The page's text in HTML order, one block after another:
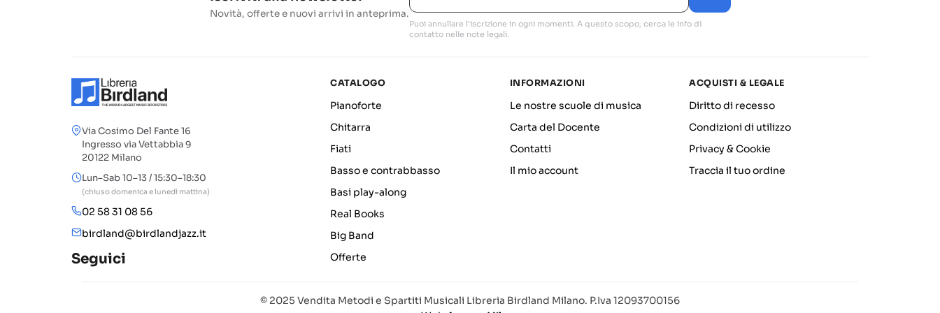
Novità, offerte e nuovi arrivi in anteprima.
Puoi annullare l'iscrizione in ogni momenti. A questo scopo, cerca le info di
contatto nelle note legali.
Via Cosimo Del Fante 16
Ingresso via Vettabbia 9
20122 Milano
Lun–Sab 10–13 / 15:30–18:30
(chiuso domenica e lunedì mattina)
02 58 31 08 56
birdland@birdlandjazz.it
Seguici
CATALOGO
Pianoforte
Chitarra
Fiati
Basso e contrabbasso
Basi play-along
Real Books
Big Band
Offerte
INFORMAZIONI
Le nostre scuole di musica
Carta del Docente
Contatti
Il mio account
ACQUISTI & LEGALE
Diritto di recesso
Condizioni di utilizzo
Privacy & Cookie
Traccia il tuo ordine
© 2025 Vendita Metodi e Spartiti Musicali Libreria Birdland Milano. P.Iva 12093700156